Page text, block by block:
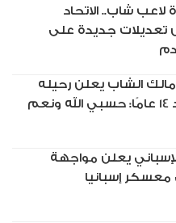
لاعب شاب.. الاتحاد
تعديلات جديدة على
الشاب يعلن رحيله
عن الزمالك بعد 14 عامًا: حسبي الله ونعم
الإسباني يعلن مواجهة
معسكر إسبانيا